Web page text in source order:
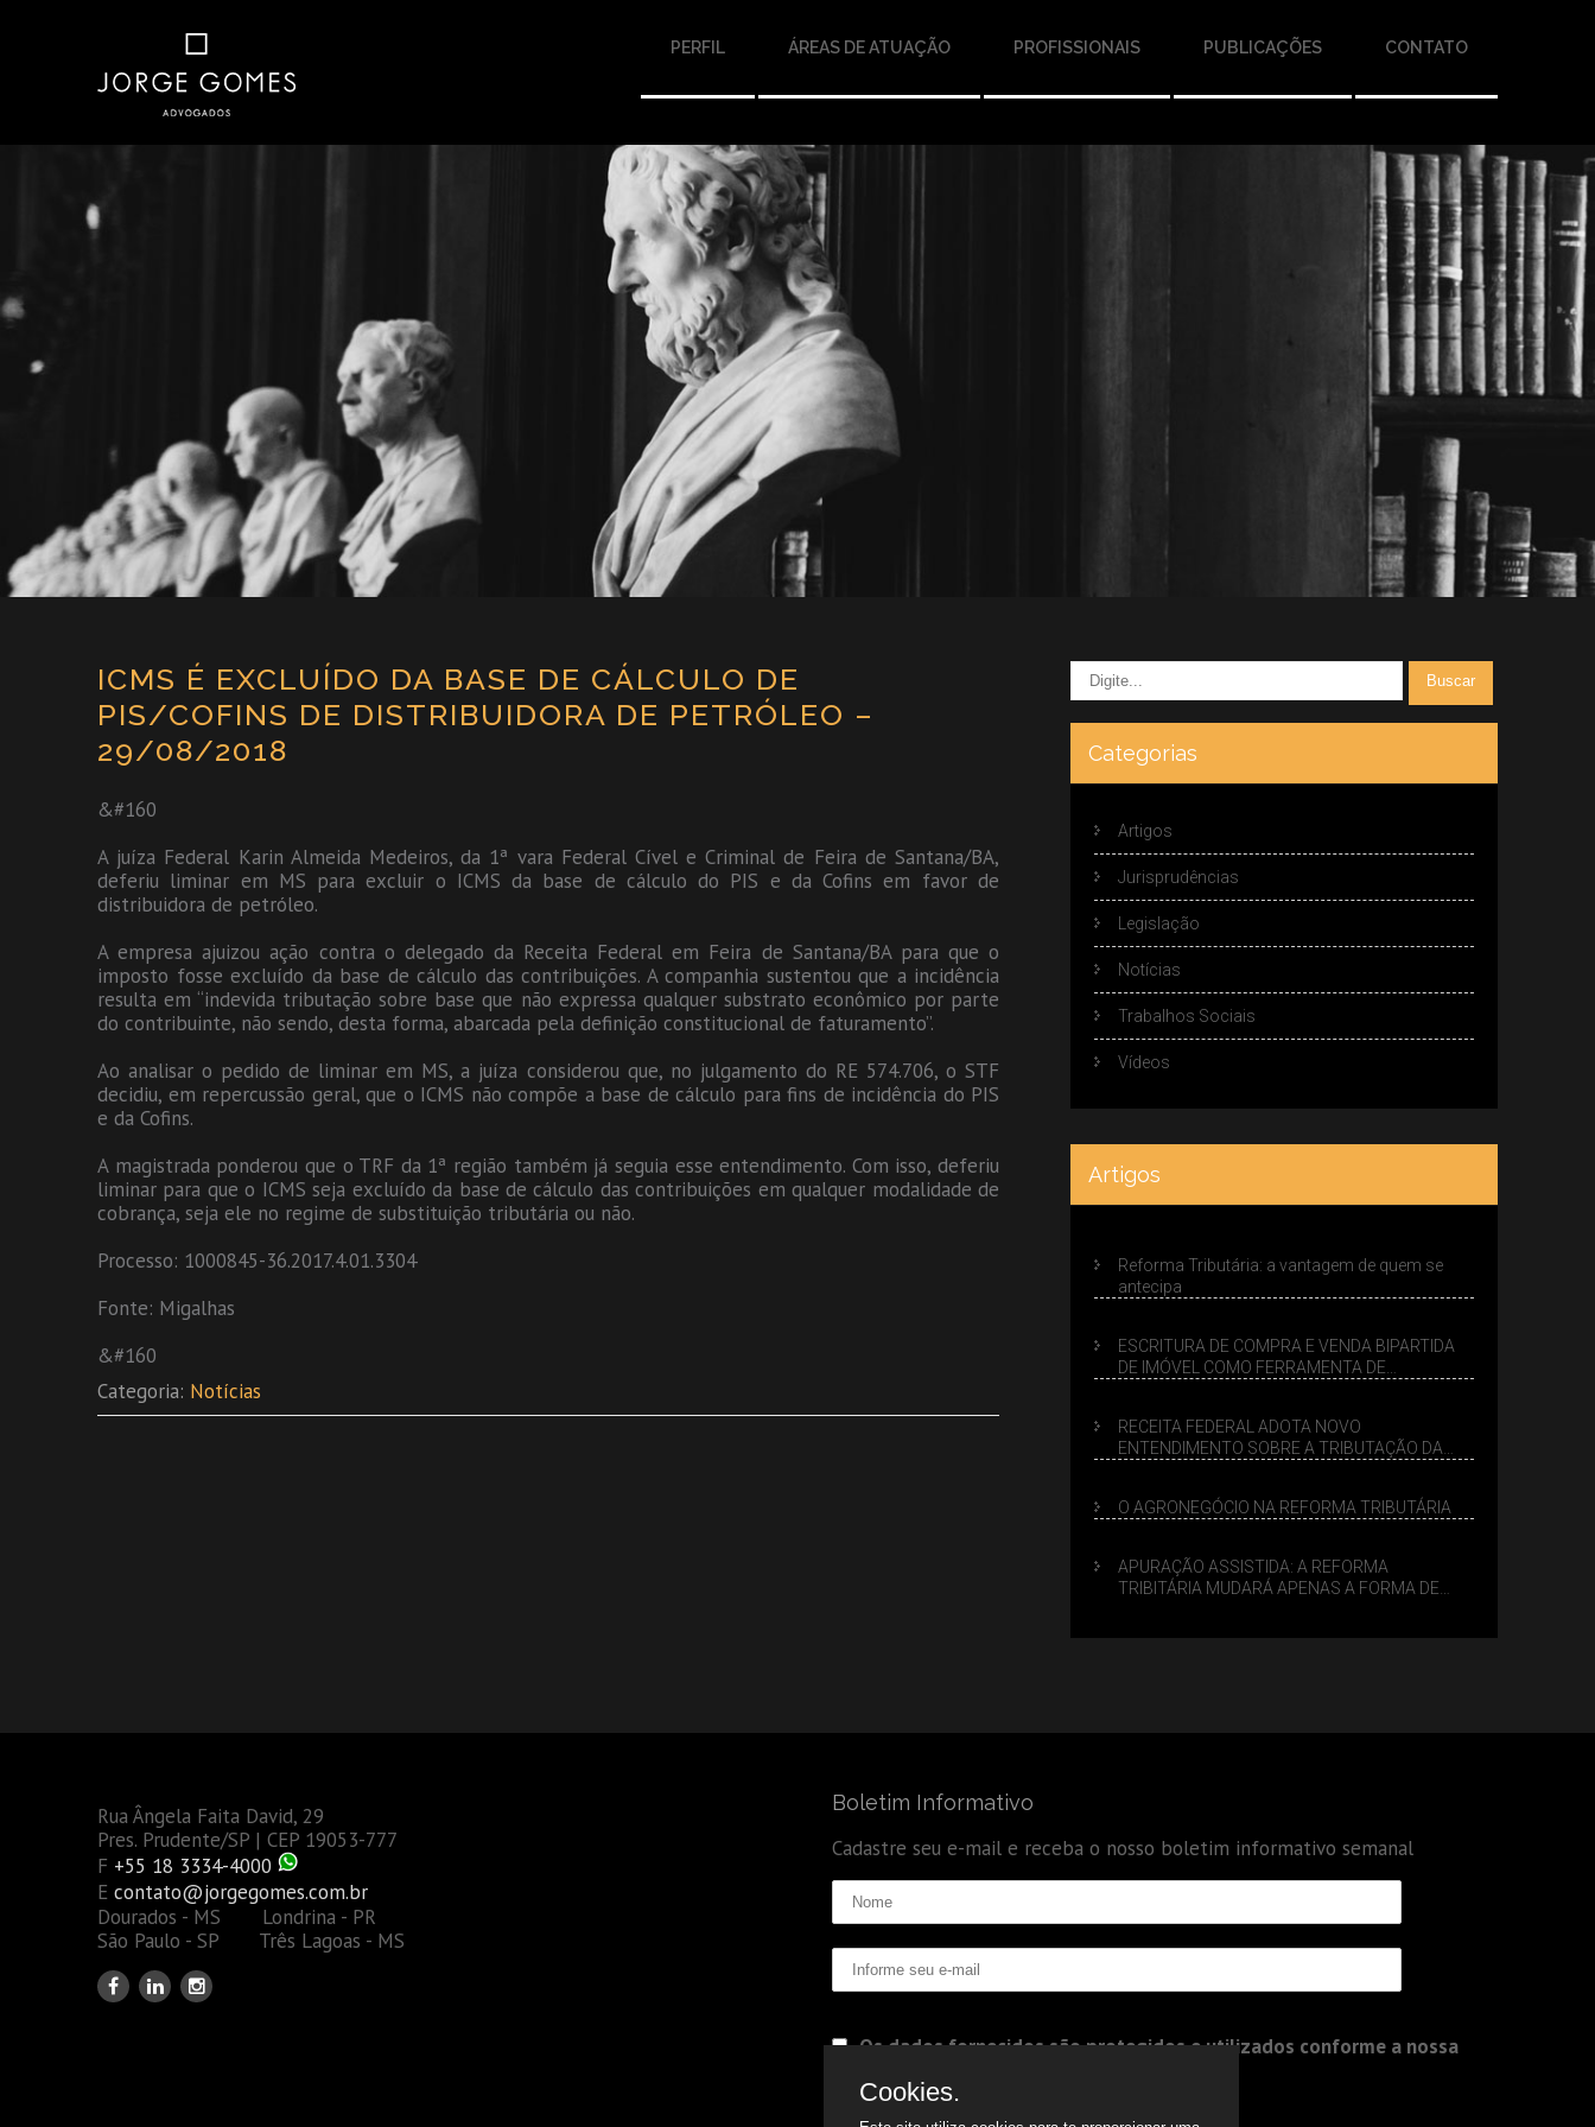
PERFIL ÁREAS DE ATUAÇÃO PROFISSIONAIS PUBLICAÇÕES CONTATO
ICMS É EXCLUÍDO DA BASE DE CÁLCULO DE
PIS/COFINS DE DISTRIBUIDORA DE PETRÓLEO –
29/08/2018
&#160
A juíza Federal Karin Almeida Medeiros, da 1ª vara Federal Cível e Criminal de Feira de Santana/BA,
deferiu liminar em MS para excluir o ICMS da base de cálculo do PIS e da Cofins em favor de
distribuidora de petróleo.
A empresa ajuizou ação contra o delegado da Receita Federal em Feira de Santana/BA para que o
imposto fosse excluído da base de cálculo das contribuições. A companhia sustentou que a incidência
resulta em “indevida tributação sobre base que não expressa qualquer substrato econômico por parte
do contribuinte, não sendo, desta forma, abarcada pela definição constitucional de faturamento”.
Ao analisar o pedido de liminar em MS, a juíza considerou que, no julgamento do RE 574.706, o STF
decidiu, em repercussão geral, que o ICMS não compõe a base de cálculo para fins de incidência do PIS
e da Cofins.
A magistrada ponderou que o TRF da 1ª região também já seguia esse entendimento. Com isso, deferiu
liminar para que o ICMS seja excluído da base de cálculo das contribuições em qualquer modalidade de
cobrança, seja ele no regime de substituição tributária ou não.
Processo: 1000845-36.2017.4.01.3304
Fonte: Migalhas
&#160
Categoria: Notícias
Categorias
Artigos
Jurisprudências
Legislação
Notícias
Trabalhos Sociais
Vídeos
Artigos
Reforma Tributária: a vantagem de quem se
antecipa
ESCRITURA DE COMPRA E VENDA BIPARTIDA
DE IMÓVEL COMO FERRAMENTA DE
RECEITA FEDERAL ADOTA NOVO
ENTENDIMENTO SOBRE A TRIBUTAÇÃO DA
O AGRONEGÓCIO NA REFORMA TRIBUTÁRIA
APURAÇÃO ASSISTIDA: A REFORMA
TRIBITÁRIA MUDARÁ APENAS A FORMA DE
Rua Ângela Faita David, 29
Pres. Prudente/SP | CEP 19053-777
F +55 18 3334-4000
E contato@jorgegomes.com.br
Dourados - MS Londrina - PR
São Paulo - SP Três Lagoas - MS
Boletim Informativo
Cadastre seu e-mail e receba o nosso boletim informativo semanal
Os dados fornecidos são protegidos e utilizados conforme a nossa
Cookies.